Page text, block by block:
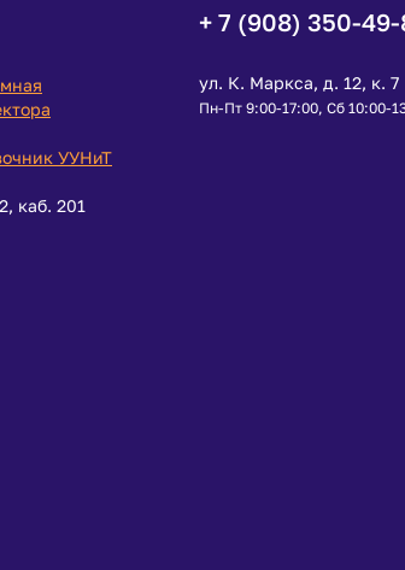
УУНиТ
каб. 201
+ 7 (908) 350-
ул. К. Маркса, д. 12, к. 7
Пн-Пт 9:00-17:00, Сб 10:00-